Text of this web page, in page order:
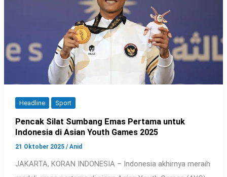
Headline Sport
Pencak Silat Sumbang Emas Pertama untuk
Indonesia di Asian Youth Games 2025
21 Oktober 2025 /Anid
JAKARTA, KORAN INDONESIA – Indonesia akhirnya meraih